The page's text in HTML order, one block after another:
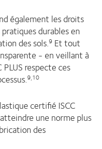
également les droits
durables en
des sols.9 Et tout
- en veillant à
respecte ces
9,10
certifié ISCC
une norme plus
des